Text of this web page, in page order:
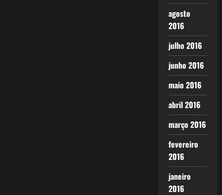
agosto
2016
julho 2016
junho 2016
maio 2016
abril 2016
março 2016
fevereiro
2016
janeiro
2016